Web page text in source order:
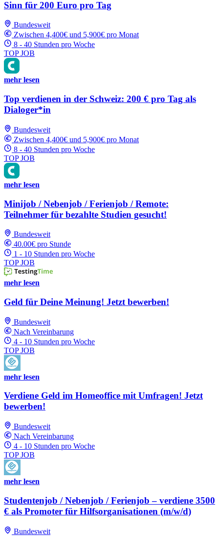
Sinn für 200 Euro pro Tag
Bundesweit
Zwischen 4,400€ und 5,900€ pro Monat
8 - 40 Stunden pro Woche
TOP JOB
mehr lesen
Top verdienen in der Schweiz: 200 € pro Tag als
Dialoger*in
Bundesweit
Zwischen 4,400€ und 5,900€ pro Monat
8 - 40 Stunden pro Woche
TOP JOB
mehr lesen
Minijob / Nebenjob / Ferienjob / Remote:
Teilnehmer für bezahlte Studien gesucht!
Bundesweit
40.00€ pro Stunde
1 - 10 Stunden pro Woche
TOP JOB
mehr lesen
Geld für Deine Meinung! Jetzt bewerben!
Bundesweit
Nach Vereinbarung
4 - 10 Stunden pro Woche
TOP JOB
mehr lesen
Verdiene Geld im Homeoffice mit Umfragen! Jetzt
bewerben!
Bundesweit
Nach Vereinbarung
4 - 10 Stunden pro Woche
TOP JOB
mehr lesen
Studentenjob / Nebenjob / Ferienjob – verdiene 3500
€ als Promoter für Hilfsorganisationen (m/w/d)
Bundesweit